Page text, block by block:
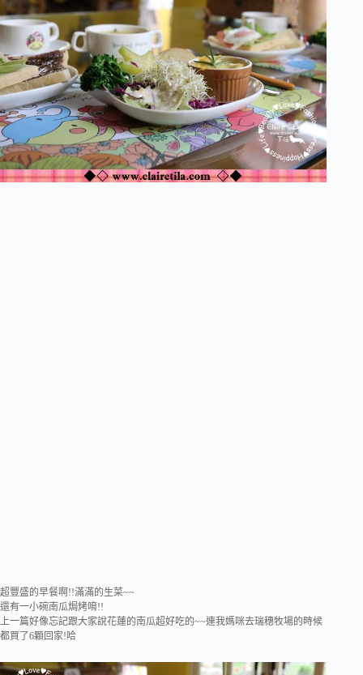
超豐盛的早餐啊!!滿滿的生菜~~
還有一小碗南瓜焗烤唷!!
上一篇好像忘記跟大家說花蓮的南瓜超好吃的~~連我媽咪去瑞穗牧場的時候
都買了6顆回家!哈